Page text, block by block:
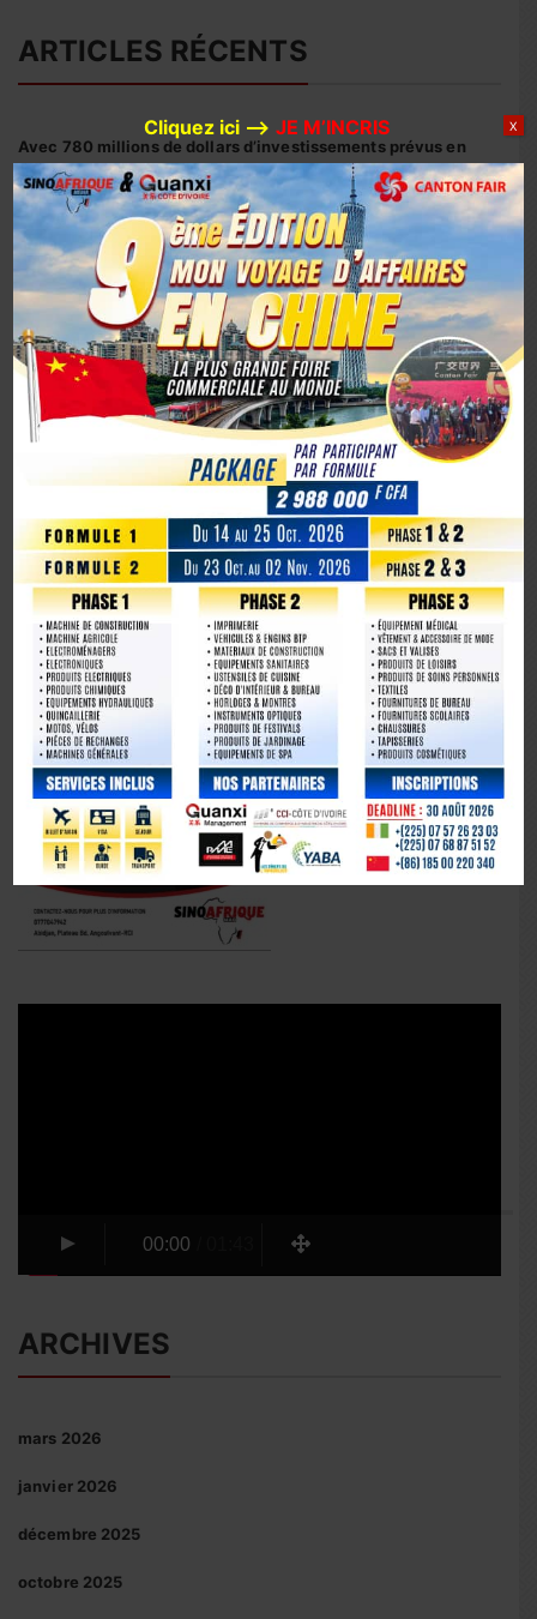
ARTICLES RÉCENTS
Avec 780 millions de dollars d’investissements prévus en
2026, Huaxin Gold accélère son expansion minière entre
Afrique et Asie
Coopération sino-ivoirienne : inauguration officielle du
siège du centre d’affaires YUE AFRICA BUSINESS ALLIANCE
(YABA) à Guangzhou
Coopération Sino-Ivoirienne : S.E.M. Abou Dosso nommé
Ambassadeur de la Côte d’Ivoire en Chine, un tournant
diplomatique
1er octobre 2025, la Chine marque son 76e anniversaire
La Chine fête les 80 ans de la capitulation du Japon
00:00
ARCHIVES
mars 2026
janvier 2026
décembre 2025
octobre 2025
Cliquez ici –> JE M’INCRIS X